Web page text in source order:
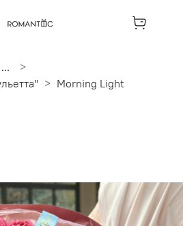
...
Morning Light